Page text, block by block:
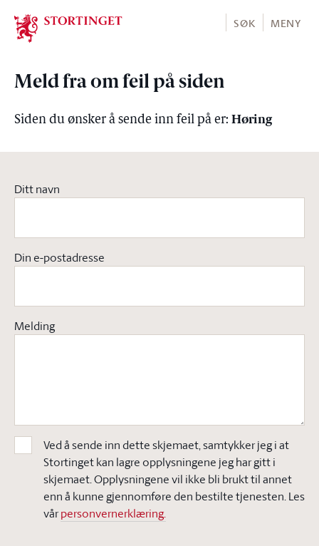
Stortinget.no
SØK MENY
Meld fra om feil på siden
Siden du ønsker å sende inn feil på er: Høring
Ditt navn
Din e-postadresse
Melding
Ved å sende inn dette skjemaet, samtykker jeg i at
Stortinget kan lagre opplysningene jeg har gitt i
skjemaet. Opplysningene vil ikke bli brukt til annet
enn å kunne gjennomføre den bestilte tjenesten. Les
vårpersonvernerklæring.